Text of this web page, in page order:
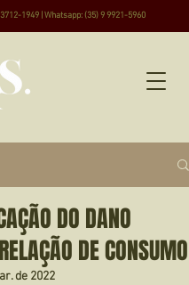
1949 |Whatsapp:(35) 9 9921-5960
DO DANO
DE CONSUMO
de 2022